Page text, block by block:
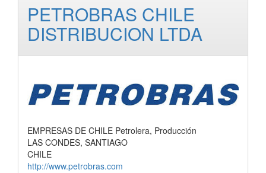
PETROBRAS CHILE
DISTRIBUCION LTDA
EMPRESAS DE CHILE Petrolera, Producción
LAS CONDES, SANTIAGO
CHILE
http://www.petrobras.com